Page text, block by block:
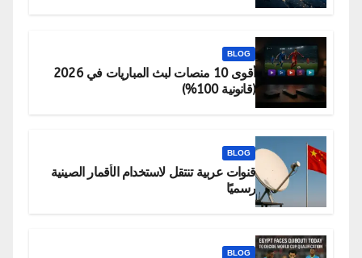
BLOG
أقوى 10 منصات لبث المباريات في 2026
(قانونية 100%)
BLOG
قنوات عربية تنتقل لاستخدام الأقمار الصينية
رسميًا
BLOG